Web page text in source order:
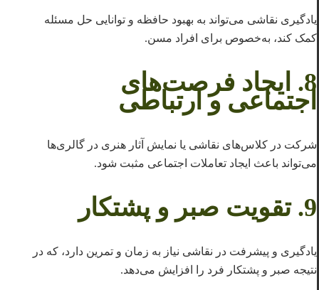
یادگیری نقاشی می‌تواند به بهبود حافظه و توانایی حل مسئله
کمک کند، به‌خصوص برای افراد مسن.
8. ایجاد فرصت‌های
اجتماعی و ارتباطی
شرکت در کلاس‌های نقاشی یا نمایش آثار هنری در گالری‌ها
می‌تواند باعث ایجاد تعاملات اجتماعی مثبت شود.
9. تقویت صبر و پشتکار
یادگیری و پیشرفت در نقاشی نیاز به زمان و تمرین دارد، که در
نتیجه صبر و پشتکار فرد را افزایش می‌دهد.